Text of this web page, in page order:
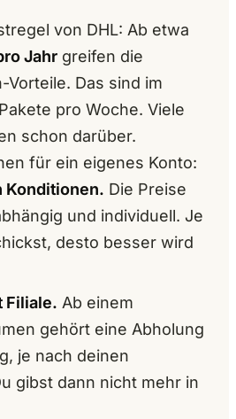
von DHL: Ab etwa
Jahr greifen die
Vorteile. Das sind im
pro Woche. Viele
schon darüber.
für ein eigenes Konto:
Konditionen. Die Preise
und individuell. Je
desto besser wird
Filiale. Ab einem
gehört eine Abholung
je nach deinen
gibst dann nicht mehr in